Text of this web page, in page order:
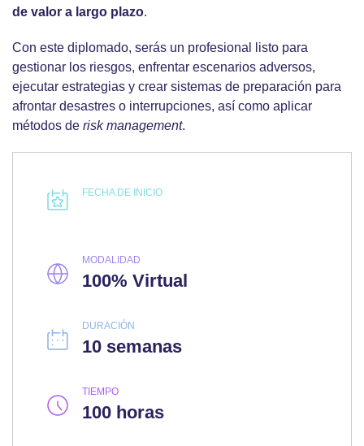
de valor a largo plazo.
Con este diplomado, serás un profesional listo para
gestionar los riesgos, enfrentar escenarios adversos,
ejecutar estrategias y crear sistemas de preparación para
afrontar desastres o interrupciones, así como aplicar
métodos de risk management.
FECHA DE INICIO
MODALIDAD
100% Virtual
DURACIÓN
10 semanas
TIEMPO
100 horas